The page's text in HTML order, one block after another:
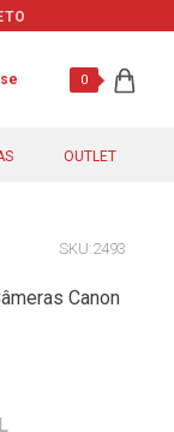
0
OUTLET
2493
Canon